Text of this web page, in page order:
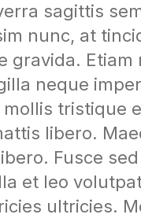
sagittis
nunc, at
gravida.
neque
tristique
libero.
Fusce
et leo
ultricies.